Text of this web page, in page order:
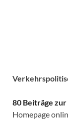
80 Beiträge
Homepage